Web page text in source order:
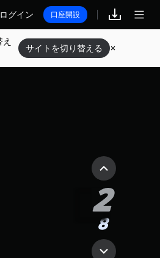
ログイン 口座開設
サイトを切り替える